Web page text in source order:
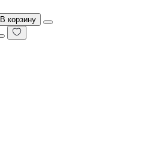
В корзину